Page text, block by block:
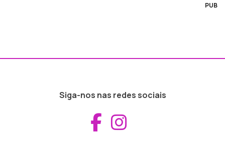
PUB
Siga-nos nas redes sociais
Aceder ao